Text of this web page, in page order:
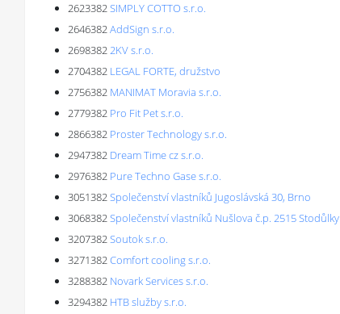
2623382SIMPLY COTTO s.r.o.
2646382AddSign s.r.o.
26983822KV s.r.o.
2704382 LEGAL FORTE, družstvo
2756382 MANIMAT Moravia s.r.o.
2779382 Pro Fit Pet s.r.o.
2866382 Proster Technology s.r.o.
2947382 Dream Time cz s.r.o.
2976382 Pure Techno Gase s.r.o.
3051382Společenství vlastníků Jugoslávská 30, Brno
3068382Společenství vlastníků Nušlova č.p. 2515 Stodůlky
3207382Soutok s.r.o.
3271382Comfort cooling s.r.o.
3288382 Novark Services s.r.o.
3294382 HTB služby s.r.o.